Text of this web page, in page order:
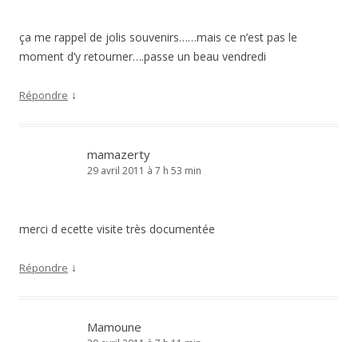
ça me rappel de jolis souvenirs……mais ce n’est pas le
moment d’y retourner….passe un beau vendredi
Répondre ↓
mamazerty
29 avril 2011 à 7 h 53 min
merci d ecette visite très documentée
Répondre ↓
Mamoune